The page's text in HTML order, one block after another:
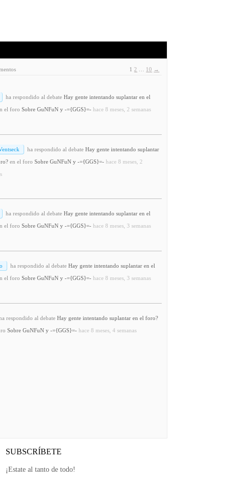
1 2 10 →
ha respondido al debate Hay gente intentando suplantar en el
el foro Sobre GuNFuN y -={GGS}=- hace 8 meses, 2 semanas
ha respondido al debate Hay gente intentando suplantar
en el foro Sobre GuNFuN y -={GGS}=- hace 8 meses, 2
ha respondido al debate Hay gente intentando suplantar en el
el foro Sobre GuNFuN y -={GGS}=- hace 8 meses, 3 semanas
ha respondido al debate Hay gente intentando suplantar en el
el foro Sobre GuNFuN y -={GGS}=- hace 8 meses, 3 semanas
respondido al debate Hay gente intentando suplantar en el foro?
Sobre GuNFuN y -={GGS}=- hace 8 meses, 4 semanas
SUBSCRÍBETE
¡Estate al tanto de todo!